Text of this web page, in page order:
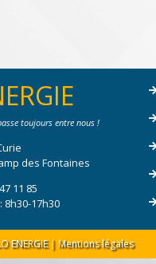
toujours entre nous !
des Fontaines
11 85
8h30-17h30
ENERGIE |Mentions légales